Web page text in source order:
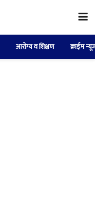
आरोग्य व शिक्षण क्राईम